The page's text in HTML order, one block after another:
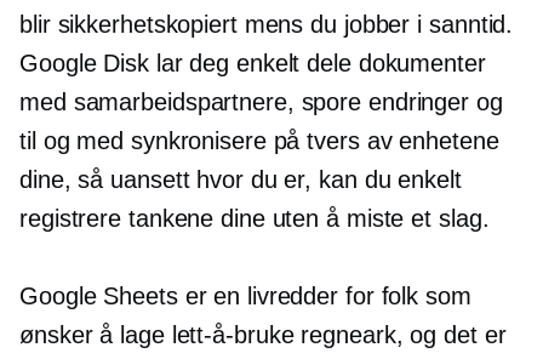
blir sikkerhetskopiert mens du jobber i sanntid.
Google Disk lar deg enkelt dele dokumenter
med samarbeidspartnere, spore endringer og
til og med synkronisere på tvers av enhetene
dine, så uansett hvor du er, kan du enkelt
registrere tankene dine uten å miste et slag.
Google Sheets er en livredder for folk som
ønsker å lage lett-å-brukeregneark, og det er